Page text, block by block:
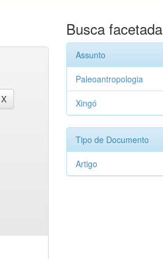
Busca facetada
Assunto
Paleoantropologia
Xingó
Tipo de Documento
Artigo